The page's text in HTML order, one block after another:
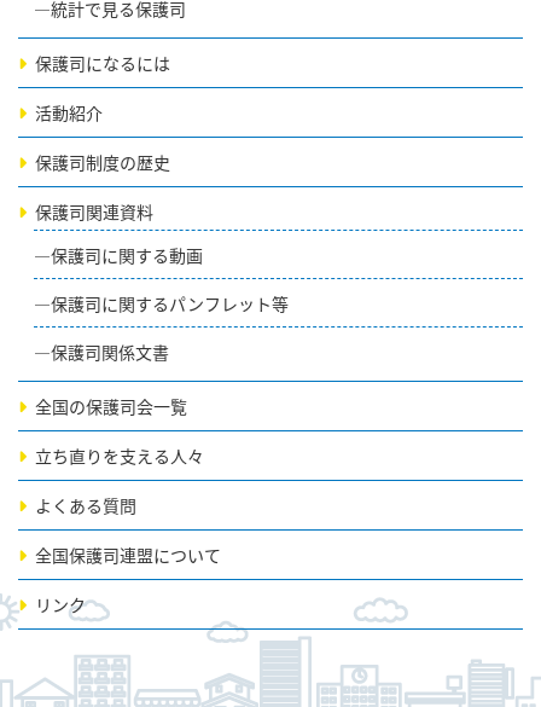
統計で見る保護司
保護司になるには
活動紹介
保護司制度の歴史
保護司関連資料
保護司に関する動画
保護司に関するパンフレット等
保護司関係文書
全国の保護司会一覧
立ち直りを支える人々
よくある質問
全国保護司連盟について
リンク